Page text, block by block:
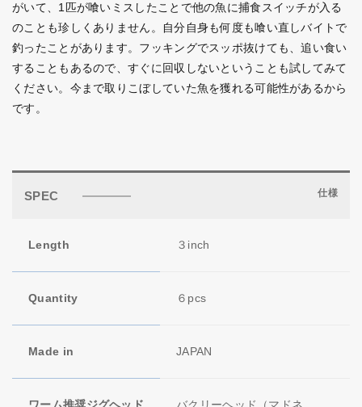
がいて、1匹が喰いミスしたことで他の魚に捕食スイッチが入る
のことも珍しくありません。自分自身も何度も喰い直しバイトで
釣ったことがあります。フッキングでスッポ抜けても、追い食い
することもあるので、すぐに回収しないということも試してみて
ください。今まで取りこぼしていた魚を獲れる可能性があるから
です。
SPEC 仕様
Length ３inch
Quantity ６pcs
Made in JAPAN